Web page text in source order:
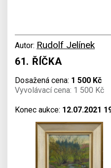
Autor: Rudolf Jelínek
61. ŘÍČKA
Dosažená cena: 1 500 Kč
Vyvolávací cena: 1 500 Kč
Konec aukce: 12.07.2021